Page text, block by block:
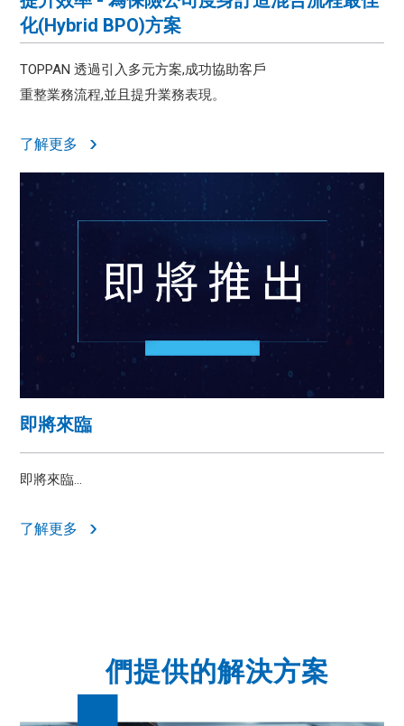
化(Hybrid BPO)方案
TOPPAN 透過引入多元方案,成功協助客戶
重整業務流程,並且提升業務表現。
了解更多
即將來臨
即將來臨...
了解更多
我們提供的解決方案